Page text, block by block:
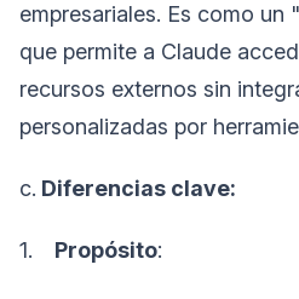
empresariales. Es como un
que permite a Claude
recursos externos sin
personalizadas por
c. Diferencias clave:
1. Propósito: